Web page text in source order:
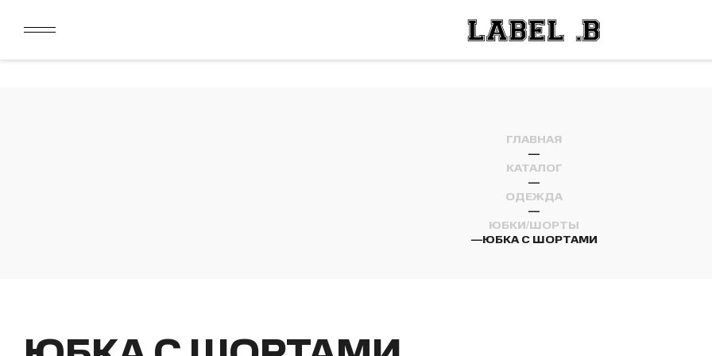
ДАРИМ 2000 БОНУСОВ ЗА СКАЧИВАНИЕ КАРТЫ ЛОЯЛЬНОСТИ
ГЛАВНАЯ
—
КАТАЛОГ
—
ОДЕЖДА
—
ЮБКИ/ШОРТЫ
—ЮБКА С ШОРТАМИ